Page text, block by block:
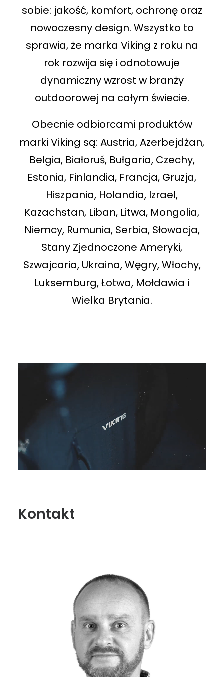
sobie: jakość, komfort, ochronę oraz
nowoczesny design. Wszystko to
sprawia, że marka Viking z roku na
rok rozwija się i odnotowuje
dynamiczny wzrost w branży
outdoorowej na całym świecie.
Obecnie odbiorcami produktów
marki Viking są: Austria, Azerbejdżan,
Belgia, Białoruś, Bułgaria, Czechy,
Estonia, Finlandia, Francja, Gruzja,
Hiszpania, Holandia, Izrael,
Kazachstan, Liban, Litwa, Mongolia,
Niemcy, Rumunia, Serbia, Słowacja,
Stany Zjednoczone Ameryki,
Szwajcaria, Ukraina, Węgry, Włochy,
Luksemburg, Łotwa, Mołdawia i
Wielka Brytania.
Kontakt